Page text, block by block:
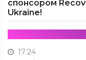
спонсором
Ukraine!
17:24